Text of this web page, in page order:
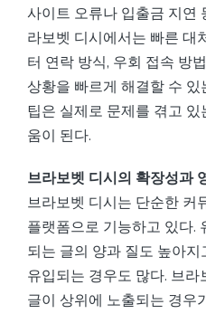
사이트 오류나 입출금 지연
라보벳 디시에서는 빠른 대
터 연락 방식, 우회 접속 방
상황을 빠르게 해결할 수
팁은 실제로 문제를 겪고
움이 된다.
브라보벳 디시의 확장성과
브라보벳 디시는 단순한 커
플랫폼으로 기능하고 있다.
되는 글의 양과 질도 높아
유입되는 경우도 많다. 브
글이 상위에 노출되는 경우